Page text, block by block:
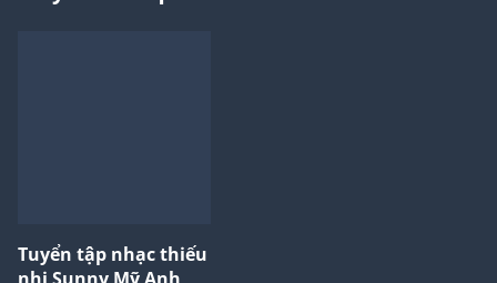
Tuyển tập nhạc thiếu